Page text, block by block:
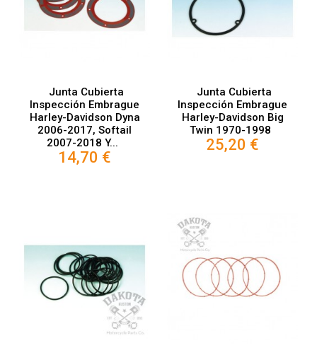
Junta Cubierta
Inspección Embrague
Harley-Davidson Dyna
2006-2017, Softail
2007-2018 Y...
14,70 €
Junta Cubierta
Inspección Embrague
Harley-Davidson Big
Twin 1970-1998
25,20 €